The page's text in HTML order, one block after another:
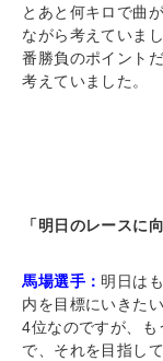
とあと何キロで曲
ながら考えていま
番勝負のポイント
考えていました。
「明日のレースに
馬場選手： 明日は
内を目標にいきた
4位なのですが、も
で、それを目指し